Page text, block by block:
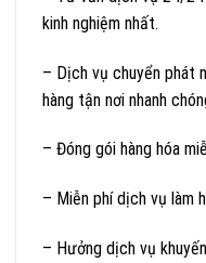
kinh nghiệm nhất.
– Dịch vụ chuyển phát
hàng tận nơi nhanh
– Đóng gói hàng hóa
– Miễn phí dịch vụ làm
– Hưởng dịch vụ